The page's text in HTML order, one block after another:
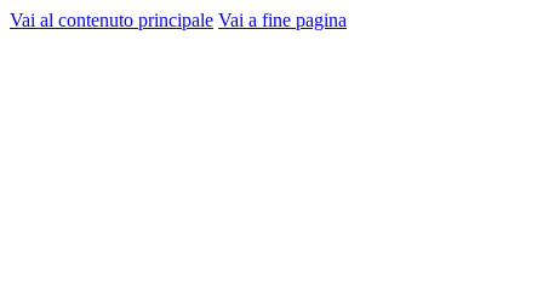
Vai al contenuto principale Vai a fine pagina